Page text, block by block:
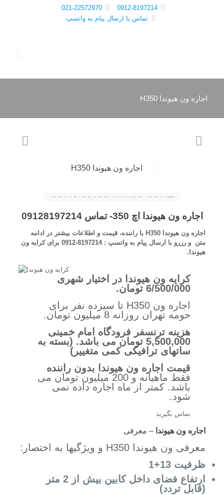
0912-8197214
021-22572970
تماس یا ارسال پیام به واتسپ
اجاره ون هیوندا H350
اجاره ون هیوندا H350
اجاره ون هیوندا اچ 350- تماس09128197214
اجاره ون هیوندا H350 با راننده، قیمت و اطلاعات بیشتر در ادامه
متن و رزرو با ارسال پیام به واتسپ : 8197214-0912 برای کرایه ون
هیوندا.
کرایه ون هیوندا در اختیار شهری
6/500/000 تومان.
اجاره ون H350 تا سیزده نفر برای
حومه تهران روزانه 8 میلیون تومان.
هزینه ترنسفر فرودگاه امام خمینی
5,500,000 تومان می باشد. (بسته به
ساتهای ترافیکی کمی متغییر)
قیمت اجاره ون هیوندا بدون راننده
فقط ماهیانه و 200 میلیون تومان می
باشد. کمتر از ماه اجاره داده نمی
شود.
تماس بگیرید
اجاره ون هیوندا – معرفی
معرفی ون هیوندا H350 و ویژگیها به اختصار:
ظرفیت 13+1
ارتفاع فضای داخل کابین بیش از 2 متر
(قابل تردد)